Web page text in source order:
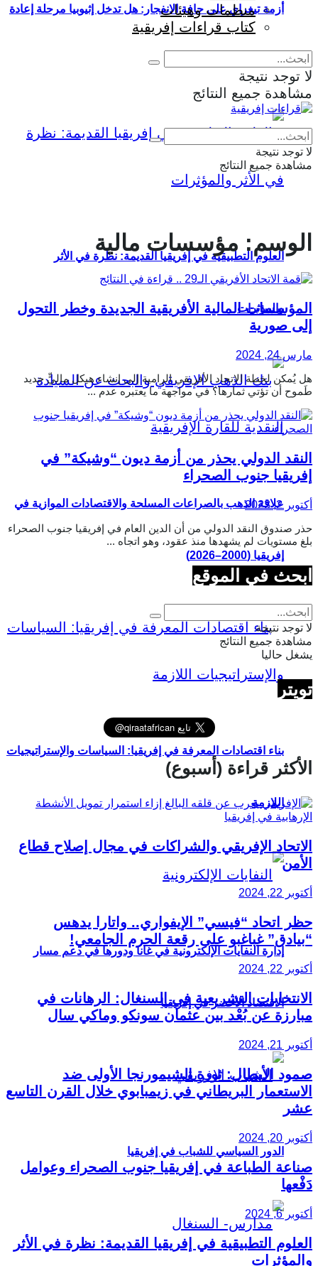
أزمة تيغراي على حافة الانفجار: هل تدخل إثيوبيا مرحلة إعادة
إنتاج الحرب؟
العلوم التطبيقية في إفريقيا القديمة: نظرة في الأثر
والمؤثرات
علاقة الذهب بالصراعات المسلحة والاقتصادات الموازية في
إفريقيا (2000–2026)
بناء اقتصادات المعرفة في إفريقيا: السياسات والإستراتيجيات
اللازمة
إدارة النفايات الإلكترونية في غانا ودورها في دعم مسار
الاقتصاد الأخضر في إفريقيا
الدور السياسي للشباب في إفريقيا
منظمات وهيئات
كتاب قراءات إفريقية
لا توجد نتيجة
مشاهدة جميع النتائج
لا توجد نتيجة
مشاهدة جميع النتائج
الوسم: مؤسسات مالية
المؤسسات المالية الأفريقية الجديدة وخطر التحول
إلى صورية
مارس 24, 2024
هل يُمكن لخطة الاتحاد الأفريقي الرامية إلى إنشاء هيكل مالِيٍّ جديد
طَموح أن تؤتي ثمارها؟ في مواجهة ما يعتبره عدم ...
النقد الدولي يحذر من أزمة ديون “وشيكة” في
إفريقيا جنوب الصحراء
أكتوبر 2, 2023
حذر صندوق النقد الدولي من أن الدين العام في إفريقيا جنوب الصحراء
بلغ مستويات لم يشهدها منذ عقود، وهو اتجاه ...
ابحث في الموقع
لا توجد نتيجة
مشاهدة جميع النتائج
يشغل حاليا
تويتر
الأكثر قراءة (أسبوع)
الاتحاد الإفريقي والشراكات في مجال إصلاح قطاع
الأمن
أكتوبر 22, 2024
حظر اتحاد “فيسي” الإيفواري.. واتارا يدهس
“بيادق” غباغبو على رقعة الحرم الجامعي!
أكتوبر 22, 2024
الانتخابات التشريعية في السنغال: الرهانات في
مبارزة عن بُعْد بين عثمان سونكو وماكي سال
أكتوبر 21, 2024
صمود الأبطال: ثورة الشيمورنجا الأولى ضد
الاستعمار البريطاني في زيمبابوي خلال القرن التاسع
عشر
أكتوبر 20, 2024
صناعة الطباعة في إفريقيا جنوب الصحراء وعوامل
دَفْعها
أكتوبر 6, 2024
العلوم التطبيقية في إفريقيا القديمة: نظرة في الأثر
والمؤثرات